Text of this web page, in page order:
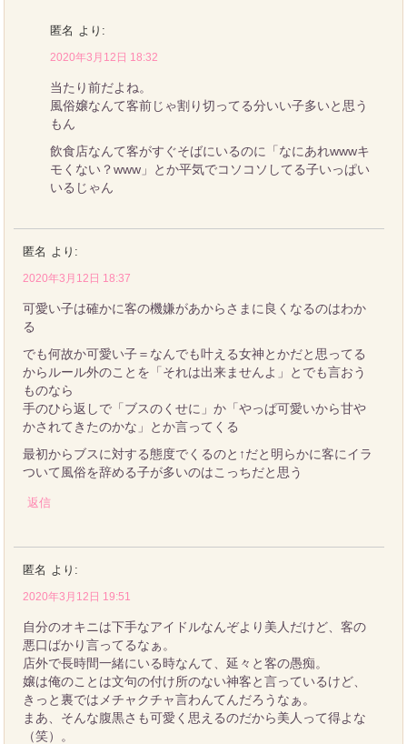
匿名 より:
2020年3月12日 18:32
当たり前だよね。
風俗嬢なんて客前じゃ割り切ってる分いい子多いと思う
もん
飲食店なんて客がすぐそばにいるのに「なにあれwwwキ
モくない？www」とか平気でコソコソしてる子いっぱい
いるじゃん
匿名 より:
2020年3月12日 18:37
可愛い子は確かに客の機嫌があからさまに良くなるのはわか
る
でも何故か可愛い子＝なんでも叶える女神とかだと思ってる
からルール外のことを「それは出来ませんよ」とでも言おう
ものなら
手のひら返しで「ブスのくせに」か「やっぱ可愛いから甘や
かされてきたのかな」とか言ってくる
最初からブスに対する態度でくるのと↑だと明らかに客にイラ
ついて風俗を辞める子が多いのはこっちだと思う
返信
匿名 より:
2020年3月12日 19:51
自分のオキニは下手なアイドルなんぞより美人だけど、客の
悪口ばかり言ってるなぁ。
店外で長時間一緒にいる時なんて、延々と客の愚痴。
嬢は俺のことは文句の付け所のない神客と言っているけど、
きっと裏ではメチャクチャ言わんてんだろうなぁ。
まあ、そんな腹黒さも可愛く思えるのだから美人って得よな
（笑）。